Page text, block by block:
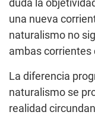
duda la
una nueva
naturalismo no
ambas corrientes
La diferencia
naturalismo se
realidad